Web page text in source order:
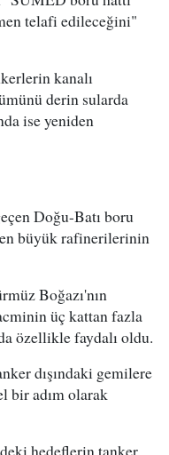
telafi edileceğini"
kanalı
derin sularda
ise yeniden
Doğu-Batı boru
büyük rafinerilerinin
Boğazı'nın
üç kattan fazla
özellikle faydalı oldu.
dışındaki gemilere
bir adım olarak